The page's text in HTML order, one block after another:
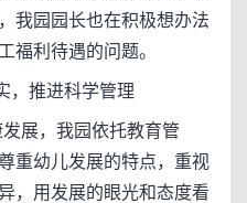
我园园长也在积极想办法
福利待遇的问题。
推进科学管理
展，我园依托教育管
重幼儿发展的特点，重视
，用发展的眼光和态度看